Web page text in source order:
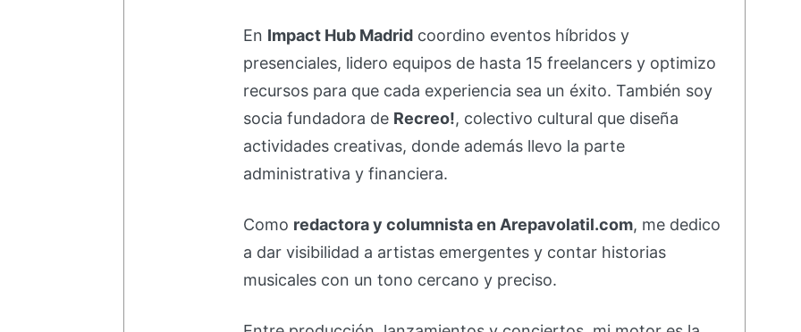
En Impact Hub Madridcoordino eventos híbridos y
presenciales, lidero equipos de hasta 15 freelancers y optimizo
recursos para que cada experiencia sea un éxito. También soy
socia fundadora de Recreo!, colectivo cultural que diseña
actividades creativas, donde además llevo la parte
administrativa y financiera.
Como redactora y columnista en Arepavolatil.com, me dedico
a dar visibilidad a artistas emergentes y contar historias
musicales con un tono cercano y preciso.